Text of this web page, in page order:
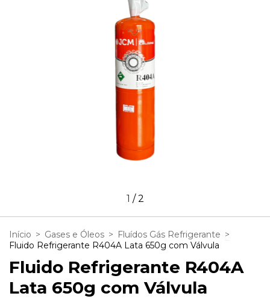
1 /2
Início > Gases e Óleos > Fluídos Gás Refrigerante >
Fluido Refrigerante R404A Lata 650g com Válvula
Fluido Refrigerante R404A
Lata 650g com Válvula